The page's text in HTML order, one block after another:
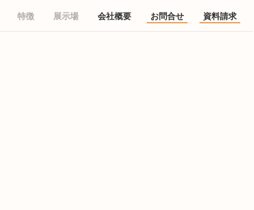
特徴 展示場 会社概要 お問合せ 資料請求